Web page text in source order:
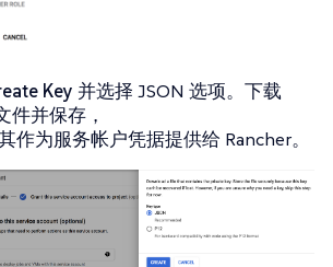
Key 并选择 JSON 选项。下载
件并保存，
作为服务帐户凭据提供给 Rancher。